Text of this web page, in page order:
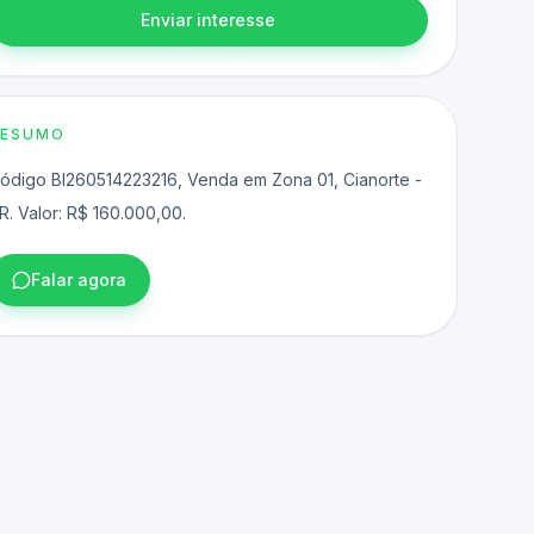
Enviar interesse
BI260514223216, Venda em Zona 01, Cianorte -
Valor: R$ 160.000,00.
Falar agora